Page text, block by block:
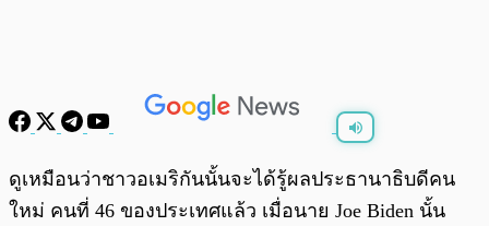
พร้อมเล่น / 0:00
ดูเหมือนว่าชาวอเมริกันนั้นจะได้รู้ผลประธานาธิบดีคน
ใหม่ คนที่ 46 ของประเทศแล้ว เมื่อนาย Joe Biden นั้น